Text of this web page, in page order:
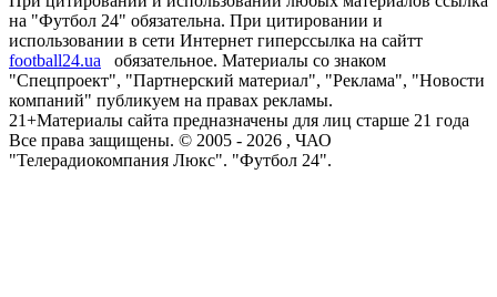
на "Футбол 24" обязательна. При цитировании и
использовании в сети Интернет гиперссылка на сайтт
football24.ua
обязательное. Материалы со знаком
"Спецпроект", "Партнерский материал", "Реклама", "Новости
компаний" публикуем на правах рекламы.
21+Материалы сайта предназначены для лиц старше 21 года
Все права защищены. © 2005 - 2026 , ЧАО
"Телерадиокомпания Люкс". "Футбол 24".